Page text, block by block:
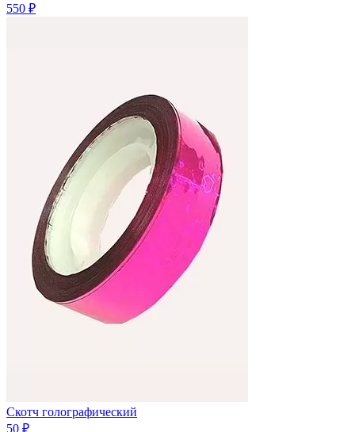
550 ₽
Скотч голографический
50 ₽